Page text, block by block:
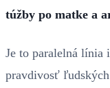
túžby po matke a
Je to paralelná línia
pravdivosť